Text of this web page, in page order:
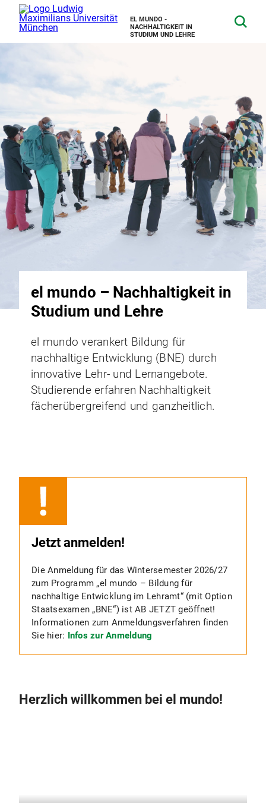
EL MUNDO -
NACHHALTIGKEIT IN
STUDIUM UND LEHRE
el mundo – Nachhaltigkeit in
Studium und Lehre
el mundo verankert Bildung für
nachhaltige Entwicklung (BNE) durch
innovative Lehr- und Lernangebote.
Studierende erfahren Nachhaltigkeit
fächerübergreifend und ganzheitlich.
Jetzt anmelden!
Die Anmeldung für das Wintersemester 2026/27
zum Programm „el mundo – Bildung für
nachhaltige Entwicklung im Lehramt“ (mit Option
Staatsexamen „BNE“) ist AB JETZT geöffnet!
Informationen zum Anmeldungsverfahren finden
Sie hier: Infos zur Anmeldung
Herzlich willkommen bei el mundo!